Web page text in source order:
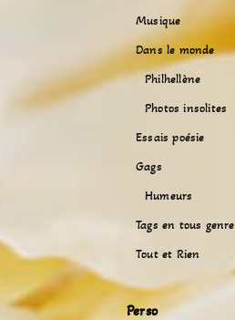
Musique
Dans le monde
Philhellène
Photos insolites
Essais poésie
Gags
Humeurs
Tags en tous genre
Tout et Rien
Perso